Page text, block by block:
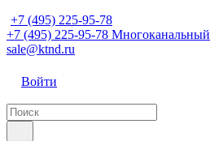
+7 (495) 225-95-78
+7 (495) 225-95-78 Многоканальный
sale@ktnd.ru
Войти